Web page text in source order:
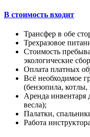
В стоимость входит
Трансфер в обе
Трехразовое
Стоимость
экологические
Оплата платных
Всё необходимое
(бензопила,
Аренда инвентаря
весла);
Палатки,
Работа